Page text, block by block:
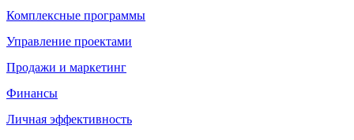
Комплексные программы
Управление проектами
Продажи и маркетинг
Финансы
Личная эффективность